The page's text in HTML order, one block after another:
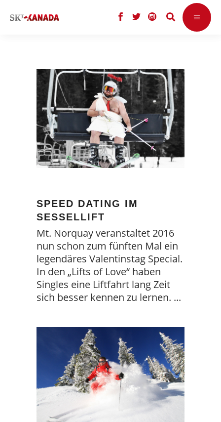
SPEED DATING IM
SESSELLIFT
Mt. Norquay veranstaltet 2016
nun schon zum fünften Mal ein
legendäres Valentinstag Special.
In den „Lifts of Love“ haben
Singles eine Liftfahrt lang Zeit
sich besser kennen zu lernen.